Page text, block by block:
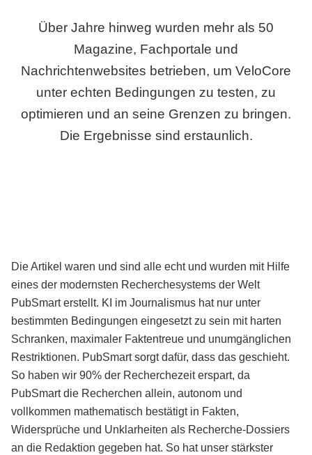
Über Jahre hinweg wurden mehr als 50
Magazine, Fachportale und
Nachrichtenwebsites betrieben, um VeloCore
unter echten Bedingungen zu testen, zu
optimieren und an seine Grenzen zu bringen.
Die Ergebnisse sind erstaunlich.
Die Artikel waren und sind alle echt und wurden mit Hilfe
eines der modernsten Recherchesystems der Welt
PubSmart erstellt. KI im Journalismus hat nur unter
bestimmten Bedingungen eingesetzt zu sein mit harten
Schranken, maximaler Faktentreue und unumgänglichen
Restriktionen. PubSmart sorgt dafür, dass das geschieht.
So haben wir 90% der Recherchezeit erspart, da
PubSmart die Recherchen allein, autonom und
vollkommen mathematisch bestätigt in Fakten,
Widersprüche und Unklarheiten als Recherche-Dossiers
an die Redaktion gegeben hat. So hat unser stärkster